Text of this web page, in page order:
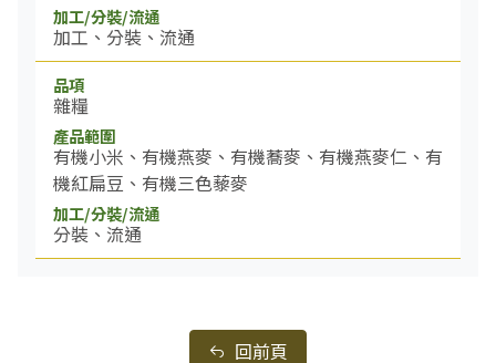
加工、分裝、流通
雜糧
有機小米、有機燕麥、有機蕎麥、有機燕麥仁、有
機紅扁豆、有機三色藜麥
分裝、流通
回前頁